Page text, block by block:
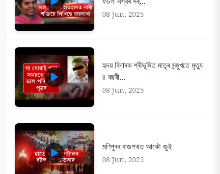
08 Jun, 2025
হৃদয় বিদাৰক শ্ৰীভূমিত মাতৃৰ সন্মুখতে মৃত্যু
৪ বছৰী...
08 Jun, 2025
মণিপুৰৰ ৰাজপথত আকৌ জুই
08 Jun, 2025